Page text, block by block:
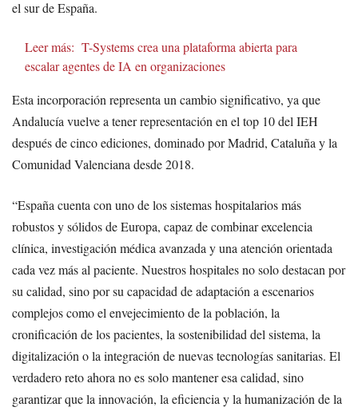
el sur de España.
Leer más: T-Systems crea una plataforma abierta para
escalar agentes de IA en organizaciones
Esta incorporación representa un cambio significativo, ya que
Andalucía vuelve a tener representación en el top 10 del IEH
después de cinco ediciones, dominado por Madrid, Cataluña y la
Comunidad Valenciana desde 2018.
“España cuenta con uno de los sistemas hospitalarios más
robustos y sólidos de Europa, capaz de combinar excelencia
clínica, investigación médica avanzada y una atención orientada
cada vez más al paciente. Nuestros hospitales no solo destacan por
su calidad, sino por su capacidad de adaptación a escenarios
complejos como el envejecimiento de la población, la
cronificación de los pacientes, la sostenibilidad del sistema, la
digitalización o la integración de nuevas tecnologías sanitarias. El
verdadero reto ahora no es solo mantener esa calidad, sino
garantizar que la innovación, la eficiencia y la humanización de la